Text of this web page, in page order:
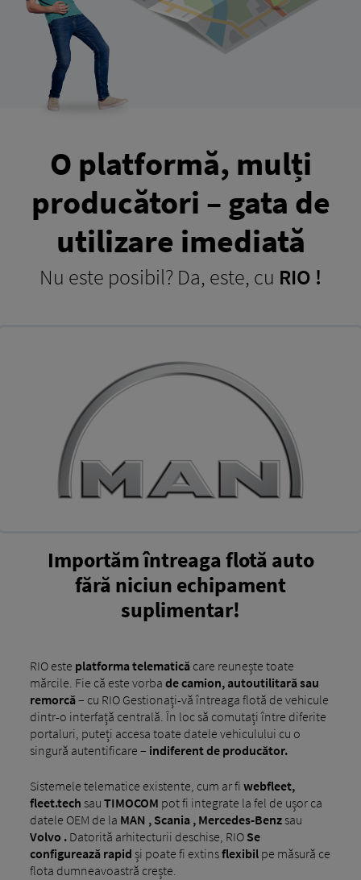
O platformă, mulți
producători – gata de
utilizare imediată
Nu este posibil? Da, este, cu RIO !
Importăm întreaga flotă auto
fără niciun echipament
suplimentar!
RIO este platforma telematicăcare reunește toate
mărcile. Fie că este vorba de camion, autoutilitară sau
remorcă– cu RIO Gestionați-vă întreaga flotă de vehicule
dintr-o interfață centrală. În loc să comutați între diferite
portaluri, puteți accesa toate datele vehiculului cu o
singură autentificare – indiferent de producător.
Sistemele telematice existente, cum ar fi webfleet,
fleet.tech sau TIMOCOM pot fi integrate la fel de ușor ca
datele OEM de la MAN , Scania , Mercedes-Benzsau
Volvo .Datorită arhitecturii deschise, RIO Se
configurează rapid și poate fi extinsflexibilpe măsură ce
flota dumneavoastră crește.